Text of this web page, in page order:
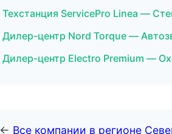
Техстанция ServicePro Linea —
Дилер-центр Nord Torque —
Дилер-центр Electro Premium —
← Все компании в регионе